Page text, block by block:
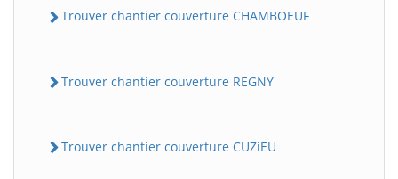
Trouver chantier couverture CHAMBOEUF
Trouver chantier couverture REGNY
Trouver chantier couverture CUZiEU